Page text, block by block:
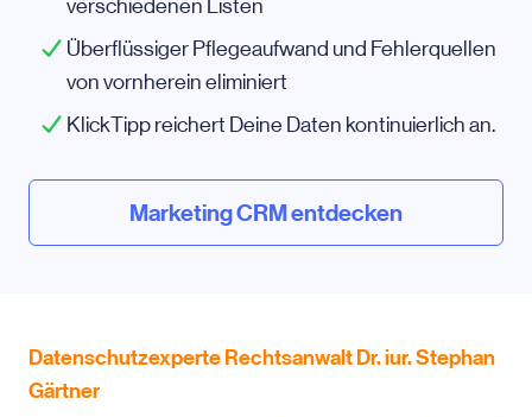
verschiedenen Listen
Überflüssiger Pflegeaufwand und Fehlerquellen
von vornherein eliminiert
KlickTipp reichert Deine Daten kontinuierlich an.
Marketing CRM entdecken
Datenschutzexperte Rechtsanwalt Dr. iur. Stephan
Gärtner